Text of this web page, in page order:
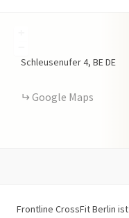
Schleusenufer4 BEDE
Google Maps
Frontline CrossFit Berlin